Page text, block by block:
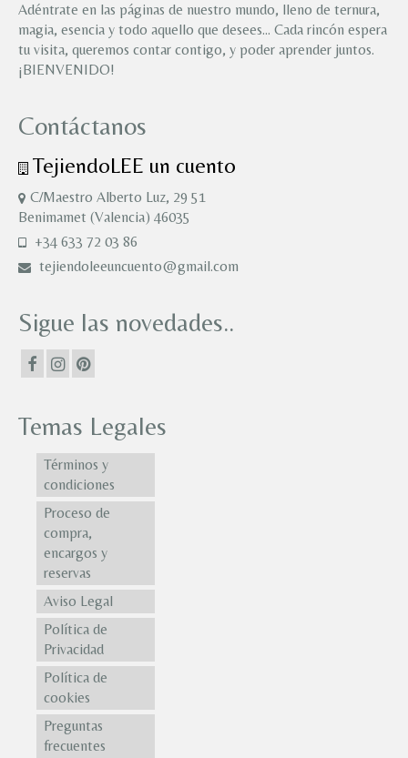
Adéntrate en las páginas de nuestro mundo, lleno de ternura,
magia, esencia y todo aquello que desees… Cada rincón espera
tu visita, queremos contar contigo, y poder aprender juntos.
¡BIENVENIDO!
Contáctanos
TejiendoLEE un cuento
C/Maestro Alberto Luz, 29 51
Benimamet (Valencia) 46035
+34 633 72 03 86
tejiendoleeuncuento@gmail.com
Sigue las novedades..
Temas Legales
Términos y
condiciones
Proceso de
compra,
encargos y
reservas
Aviso Legal
Política de
Privacidad
Política de
cookies
Preguntas
frecuentes